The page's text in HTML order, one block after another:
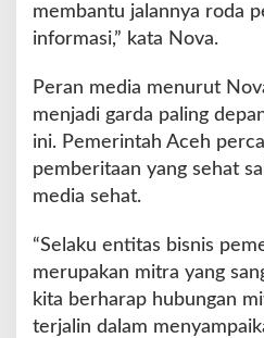
membantu jalannya roda
informasi,” kata Nova.
Peran media menurut
menjadi garda paling
ini. Pemerintah Aceh
pemberitaan yang sehat
media sehat.
“Selaku entitas bisnis
merupakan mitra yang
kita berharap hubungan
terjalin dalam